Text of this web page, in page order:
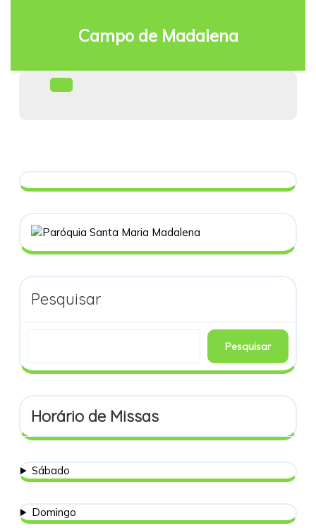
Campo de Madalena
Pesquisar
Pesquisar
Horário de Missas
Sábado
Domingo